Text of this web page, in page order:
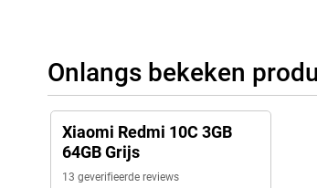
Onlangs bekeken
Xiaomi Redmi 10C 3GB
64GB Grijs
13 geverifieerde reviews